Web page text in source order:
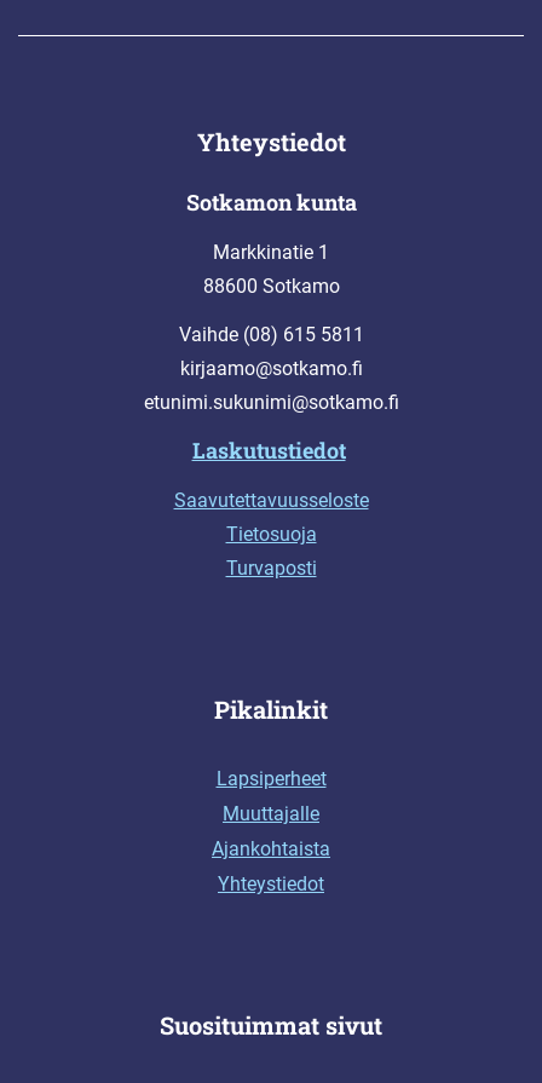
Yhteystiedot
Sotkamon kunta
Markkinatie 1
88600 Sotkamo
Vaihde (08) 615 5811
kirjaamo@sotkamo.fi
etunimi.sukunimi@sotkamo.fi
Laskutustiedot
Saavutettavuusseloste
Tietosuoja
Turvaposti
Pikalinkit
Lapsiperheet
Muuttajalle
Ajankohtaista
Yhteystiedot
Suosituimmat sivut